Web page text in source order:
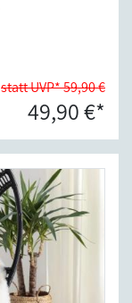
statt UVP* 59,90 €
49,90 €*